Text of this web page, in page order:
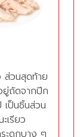
วนสุดท้าย
ถัดจากปีก
ป็นชิ้นส่วน
เรียว
ะดูกบาง ๆ